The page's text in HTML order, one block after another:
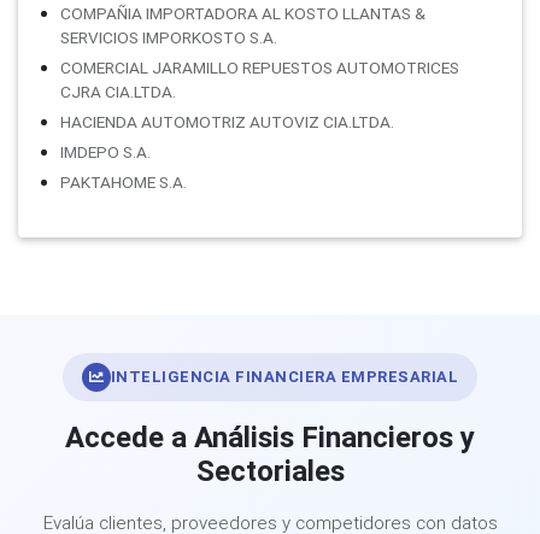
COMPAÑIA IMPORTADORA AL KOSTO LLANTAS &
SERVICIOS IMPORKOSTO S.A.
COMERCIAL JARAMILLO REPUESTOS AUTOMOTRICES
CJRA CIA.LTDA.
HACIENDA AUTOMOTRIZ AUTOVIZ CIA.LTDA.
IMDEPO S.A.
PAKTAHOME S.A.
INTELIGENCIA FINANCIERA EMPRESARIAL
Accede a Análisis Financieros y
Sectoriales
Evalúa clientes, proveedores y competidores con datos